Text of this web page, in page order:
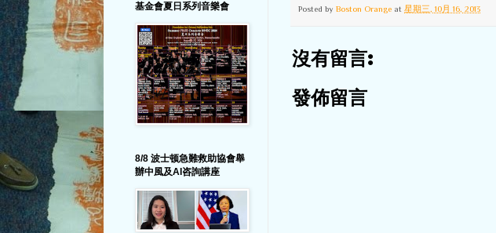
Posted by Boston Orange at 星期三, 10月 16, 2013
沒有留言:
發佈留言
基金會夏日系列音樂會
8/8 波士顿急難救助協會舉
辦中風及AI咨詢講座